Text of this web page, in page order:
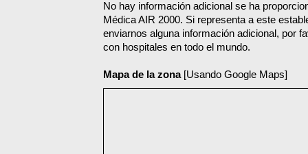
No hay información adicional se ha
Médica AIR 2000. Si representa a este
enviarnos alguna información adicional, por
con hospitales en todo el mundo.
Mapa de la zona[Usando Google Maps]